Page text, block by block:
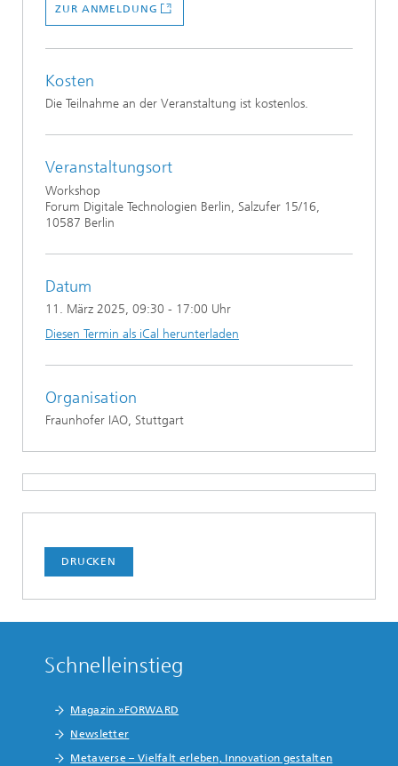
ZUR ANMELDUNG
Kosten
​Die Teilnahme an der Veranstaltung ist kostenlos.
Veranstaltungsort
Workshop
Forum Digitale Technologien Berlin, Salzufer 15/16,
10587 Berlin
Datum
11. März 2025, 09:30 - 17:00 Uhr
Diesen Termin als iCal herunterladen
Organisation
Fraunhofer IAO, Stuttgart
DRUCKEN
Schnelleinstieg
Magazin »FORWARD
Newsletter
Metaverse – Vielfalt erleben, Innovation gestalten